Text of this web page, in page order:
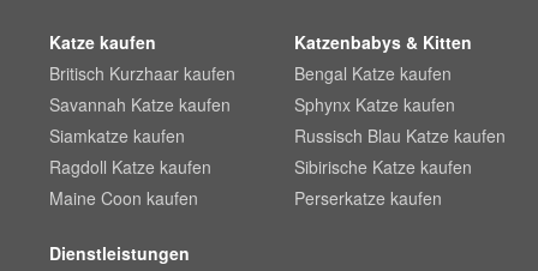
Katze kaufen
Britisch Kurzhaar kaufen
Savannah Katze kaufen
Siamkatze kaufen
Ragdoll Katze kaufen
Maine Coon kaufen
Katzenbabys & Kitten
Bengal Katze kaufen
Sphynx Katze kaufen
Russisch Blau Katze kaufen
Sibirische Katze kaufen
Perserkatze kaufen
Dienstleistungen